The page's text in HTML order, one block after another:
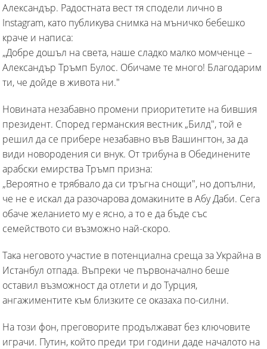
Александър. Радостната вест тя сподели лично в
Instagram, като публикува снимка на мъничко бебешко
краче и написа:
„Добре дошъл на света, наше сладко малко момченце –
Александър Тръмп Булос. Обичаме те много! Благодарим
ти, че дойде в живота ни."
Новината незабавно промени приоритетите на бившия
президент. Според германския вестник „Билд", той е
решил да се прибере незабавно във Вашингтон, за да
види новородения си внук. От трибуна в Обединените
арабски емирства Тръмп призна:
„Вероятно е трябвало да си тръгна снощи", но допълни,
че не е искал да разочарова домакините в Абу Даби. Сега
обаче желанието му е ясно, а то е да бъде със
семейството си възможно най-скоро.
Така неговото участие в потенциална среща за Украйна в
Истанбул отпада. Въпреки че първоначално беше
оставил възможност да отлети и до Турция,
ангажиментите към близките се оказаха по-силни.
На този фон, преговорите продължават без ключовите
играчи. Путин, който преди три години даде началото на